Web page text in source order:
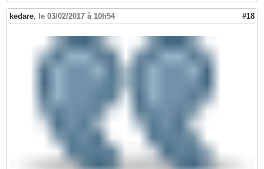
kedare, le 03/02/2017 à 10h54 #18